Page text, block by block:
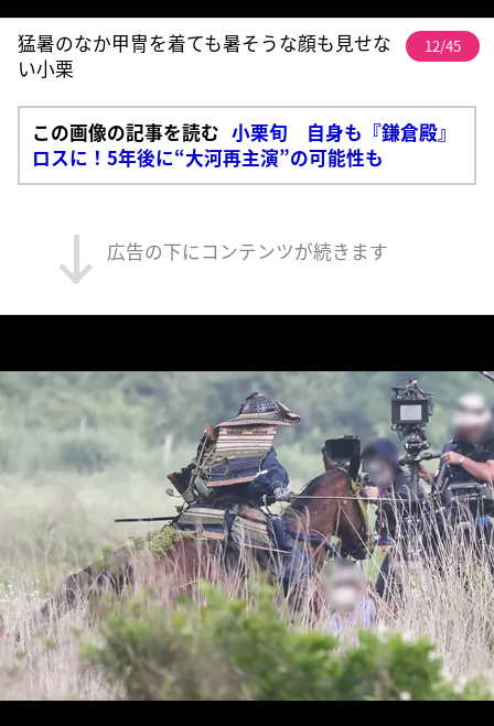
猛暑のなか甲冑を着ても暑そうな顔も見せな
い小栗
12/45
この画像の記事を読む 小栗旬 自身も『鎌倉殿』
ロスに！5年後に“大河再主演”の可能性も
広告の下にコンテンツが続きます